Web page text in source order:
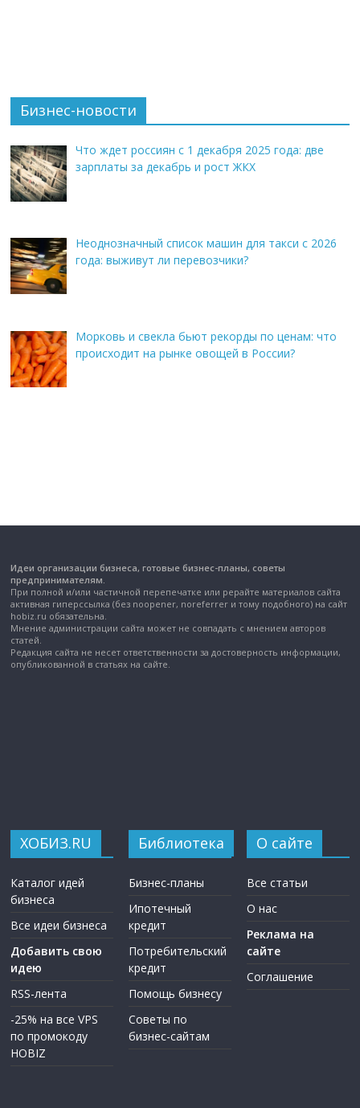
Бизнес-новости
Что ждет россиян с 1 декабря 2025 года: две
зарплаты за декабрь и рост ЖКХ
Неоднозначный список машин для такси с 2026
года: выживут ли перевозчики?
Морковь и свекла бьют рекорды по ценам: что
происходит на рынке овощей в России?
Идеи организации бизнеса, готовые бизнес-планы, советы
предпринимателям.
При полной и/или частичной перепечатке или рерайте материалов сайта
активная гиперссылка (без noopener, noreferrer и тому подобного) на сайт
hobiz.ru обязательна.
Мнение администрации сайта может не совпадать с мнением авторов
статей.
Редакция сайта не несет ответственности за достоверность информации,
опубликованной в статьях на сайте.
ХОБИЗ.RU
Каталог идей
бизнеса
Все идеи бизнеса
Добавить свою
идею
RSS-лента
-25% на все VPS
по промокоду
HOBIZ
Библиотека
Бизнес-планы
Ипотечный
кредит
Потребительский
кредит
Помощь бизнесу
Советы по
бизнес-сайтам
О сайте
Все статьи
О нас
Реклама на
сайте
Соглашение